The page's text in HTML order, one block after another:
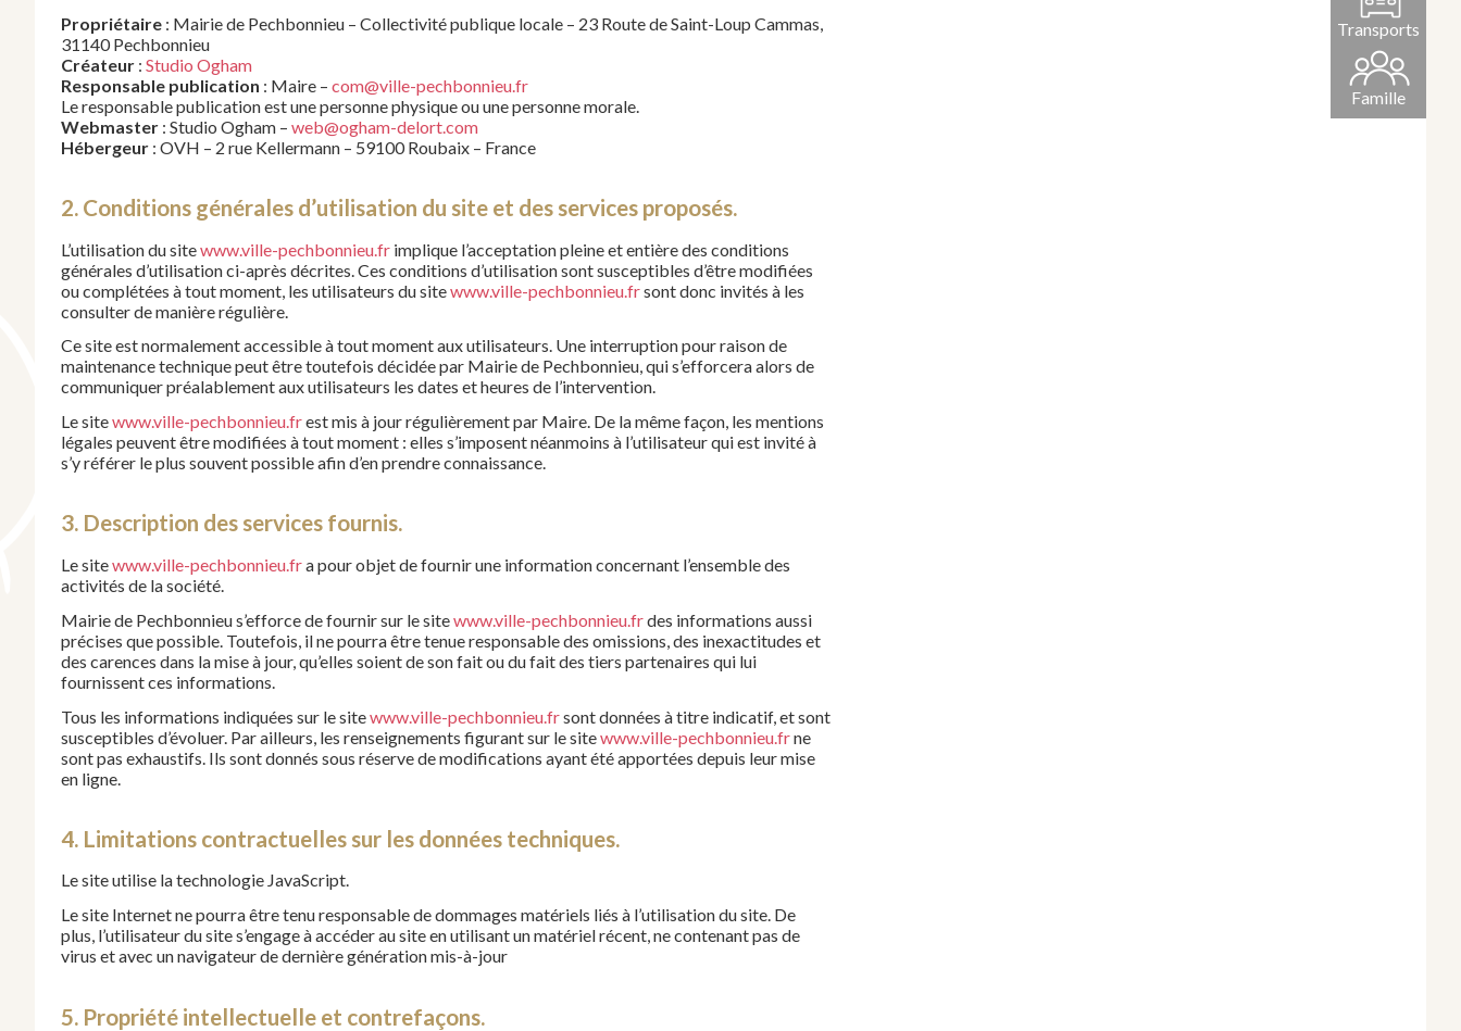
Propriétaire : Mairie de Pechbonnieu – Collectivité publique locale – 23 Route de Saint-Loup Cammas,
31140 Pechbonnieu
Créateur : Studio Ogham
Responsable publication : Maire – com@ville-pechbonnieu.fr
Le responsable publication est une personne physique ou une personne morale.
Webmaster : Studio Ogham – web@ogham-delort.com
Hébergeur : OVH – 2 rue Kellermann – 59100 Roubaix – France
2. Conditions générales d’utilisation du site et des services proposés.
L’utilisation du sitewww.ville-pechbonnieu.fr implique l’acceptation pleine et entière des conditions
générales d’utilisation ci-après décrites. Ces conditions d’utilisation sont susceptibles d’être modifiées
ou complétées à tout moment, les utilisateurs du sitewww.ville-pechbonnieu.frsont donc invités à les
consulter de manière régulière.
Ce site est normalement accessible à tout moment aux utilisateurs. Une interruption pour raison de
maintenance technique peut être toutefois décidée par Mairie de Pechbonnieu, qui s’efforcera alors de
communiquer préalablement aux utilisateurs les dates et heures de l’intervention.
Le sitewww.ville-pechbonnieu.frest mis à jour régulièrement par Maire. De la même façon, les mentions
légales peuvent être modifiées à tout moment : elles s’imposent néanmoins à l’utilisateur qui est invité à
s’y référer le plus souvent possible afin d’en prendre connaissance.
3. Description des services fournis.
Le sitewww.ville-pechbonnieu.fra pour objet de fournir une information concernant l’ensemble des
activités de la société.
Mairie de Pechbonnieu s’efforce de fournir sur le sitewww.ville-pechbonnieu.frdes informations aussi
précises que possible. Toutefois, il ne pourra être tenue responsable des omissions, des inexactitudes et
des carences dans la mise à jour, qu’elles soient de son fait ou du fait des tiers partenaires qui lui
fournissent ces informations.
Tous les informations indiquées sur le sitewww.ville-pechbonnieu.frsont données à titre indicatif, et sont
susceptibles d’évoluer. Par ailleurs, les renseignements figurant sur le sitewww.ville-pechbonnieu.frne
sont pas exhaustifs. Ils sont donnés sous réserve de modifications ayant été apportées depuis leur mise
en ligne.
4. Limitations contractuelles sur les données techniques.
Le site utilise la technologie JavaScript.
Le site Internet ne pourra être tenu responsable de dommages matériels liés à l’utilisation du site. De
plus, l’utilisateur du site s’engage à accéder au site en utilisant un matériel récent, ne contenant pas de
virus et avec un navigateur de dernière génération mis-à-jour
5. Propriété intellectuelle et contrefaçons.
Transports
Famille